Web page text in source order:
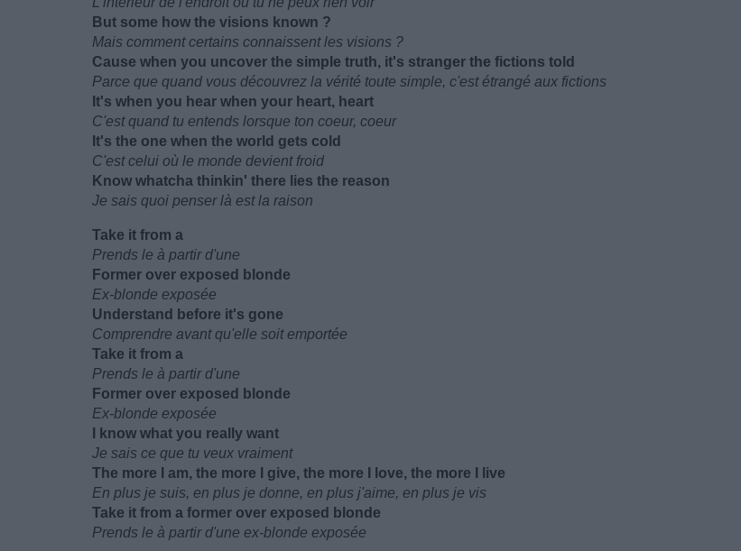
But some how the visions known ?
Mais comment certains connaissent les visions ?
Cause when you uncover the simple truth, it's stranger the fictions told
Parce que quand vous découvrez la vérité toute simple, c'est étrangé aux fictions
It's when you hear when your heart, heart
C'est quand tu entends lorsque ton coeur, coeur
It's the one when the world gets cold
C'est celui où le monde devient froid
Know whatcha thinkin' there lies the reason
Je sais quoi penser là est la raison
Take it from a
Prends le à partir d'une
Former over exposed blonde
Ex-blonde exposée
Understand before it's gone
Comprendre avant qu'elle soit emportée
Take it from a
Prends le à partir d'une
Former over exposed blonde
Ex-blonde exposée
I know what you really want
Je sais ce que tu veux vraiment
The more I am, the more I give, the more I love, the more I live
En plus je suis, en plus je donne, en plus j'aime, en plus je vis
Take it from a former over exposed blonde
Prends le à partir d'une ex-blonde exposée